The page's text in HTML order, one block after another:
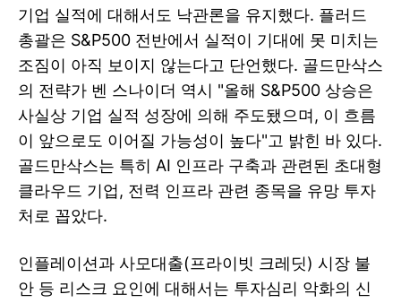
기업 실적에 대해서도 낙관론을 유지했다. 플러드
총괄은 S&P500 전반에서 실적이 기대에 못 미치는
조짐이 아직 보이지 않는다고 단언했다. 골드만삭스
의 전략가 벤 스나이더 역시 "올해 S&P500 상승은
사실상 기업 실적 성장에 의해 주도됐으며, 이 흐름
이 앞으로도 이어질 가능성이 높다"고 밝힌 바 있다.
골드만삭스는 특히 AI 인프라 구축과 관련된 초대형
클라우드 기업, 전력 인프라 관련 종목을 유망 투자
처로 꼽았다.
인플레이션과 사모대출(프라이빗 크레딧) 시장 불
안 등 리스크 요인에 대해서는 투자심리 악화의 신